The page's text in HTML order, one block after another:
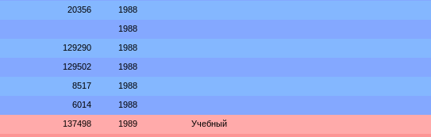
20356 1988
1988
129290 1988
129502 1988
8517 1988
6014 1988
137498 1989 Учебный